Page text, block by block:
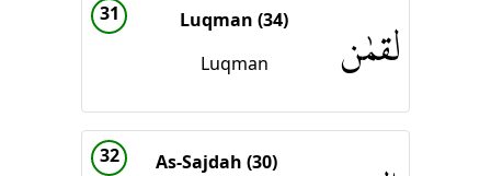
31
Luqman (34)
Luqman
لقمٰن
32
As-Sajdah (30)